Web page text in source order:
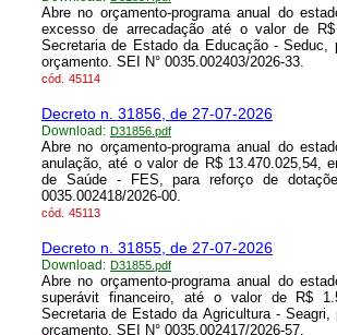
Abre no orçamento-programa anual do
excesso de arrecadação até o valor de
Secretaria de Estado da Educação -
orçamento. SEI N° 0035.002403/2026-33.
cód. 45114
Decreto n. 31856, de 27-07-2026
Download: D31856.pdf
Abre no orçamento-programa anual do
anulação, até o valor de R$ 13.470.025,54,
de Saúde - FES, para reforço de
0035.002418/2026-00.
cód. 45113
Decreto n. 31855, de 27-07-2026
Download: D31855.pdf
Abre no orçamento-programa anual do
superávit financeiro, até o valor de R$
Secretaria de Estado da Agricultura -
orçamento. SEI N° 0035.002417/2026-57.